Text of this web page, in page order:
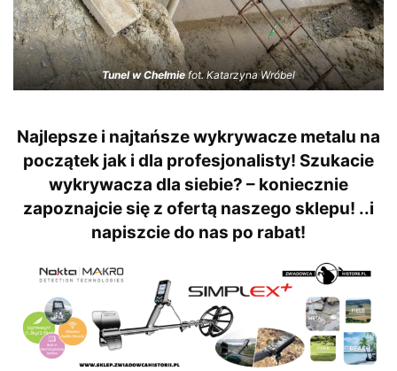
Tunel w Chełmiefot. Katarzyna Wróbel
Najlepsze i najtańsze wykrywacze metalu na
początek jak i dla profesjonalisty! Szukacie
wykrywacza dla siebie? – koniecznie
zapoznajcie się z ofertą naszego sklepu! ..i
napiszcie do nas po rabat!